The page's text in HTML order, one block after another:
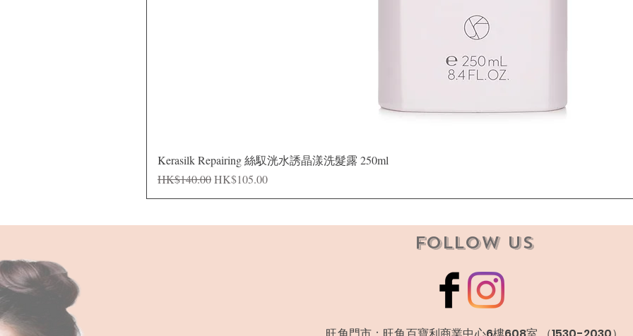
Kerasilk Repairing 絲馭洸水誘晶漾洗髮露 250ml
一般價格
HK$140.00促銷價格
HK$105.00
Follow Us